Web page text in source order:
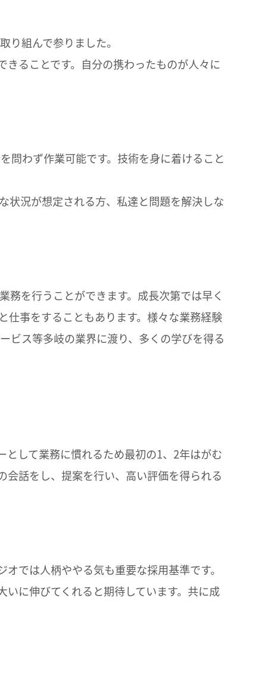
り組んで参りました。
ることです。自分の携わったものが人々に
問わず作業可能です。技術を身に着けること
状況が想定される方、私達と問題を解決しな
を行うことができます。成長次第では早く
仕事をすることもあります。様々な業務経験
ビス等多岐の業界に渡り、多くの学びを得る
して業務に慣れるため最初の1、2年はがむ
話をし、提案を行い、高い評価を得られる
では人柄ややる気も重要な採用基準です。
に伸びてくれると期待しています。共に成